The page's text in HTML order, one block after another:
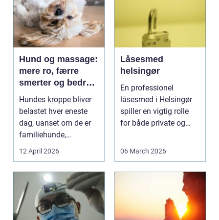
Hund og massage:
mere ro, færre
smerter og bedre
bevægelse
Hundes kroppe bliver
belastet hver eneste
dag, uanset om de er
familiehunde,
jagthunde,
konkurrenceh...
12 April 2026
Låsesmed
helsingør
En professionel
låsesmed i Helsingør
spiller en vigtig rolle
for både private og
06 March 2026